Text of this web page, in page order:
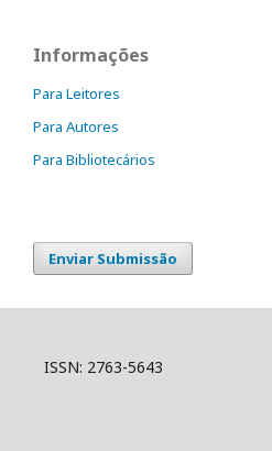
Informações
Para Leitores
Para Autores
Para Bibliotecários
Enviar Submissão
ISSN: 2763-5643